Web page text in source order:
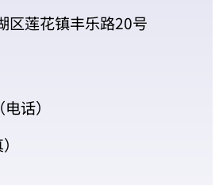
区莲花镇丰乐路20号
话）